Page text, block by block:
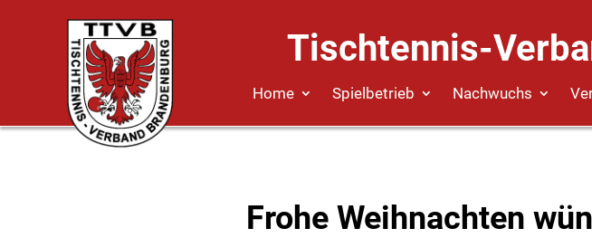
Tischtennis-
Home Spielbetrieb Nachwuchs
Frohe Weihnachten